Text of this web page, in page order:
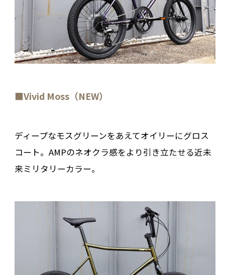
■Vivid Moss（NEW）
ディープなモスグリーンをあえてオイリーにグロス
コート。AMPのネオクラ感をより引き立たせる近未
来ミリタリーカラー。